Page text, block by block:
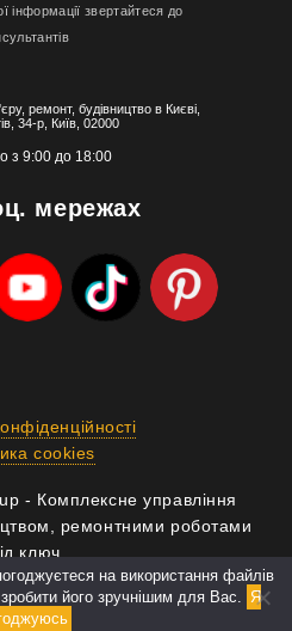
ремонт, будівництво в Києві,
34-р, Київ, 02000
з 9:00 до 18:00
мережах
інформації звертайтеся до
cookies
- Комплексне управління
ремонтними роботами
ключ
на використання файлів
його зручнішим для Вас. Я